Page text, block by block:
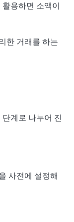
용하면 소액이
한 거래를 하는
계로 나누어 진
사전에 설정해